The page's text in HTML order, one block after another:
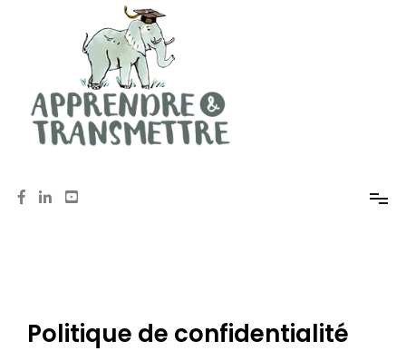
Politique de confidentialité